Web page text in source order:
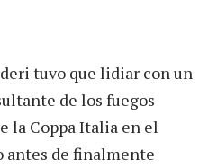
tuvo que lidiar con un
de los fuegos
la Coppa Italia en el
antes de finalmente